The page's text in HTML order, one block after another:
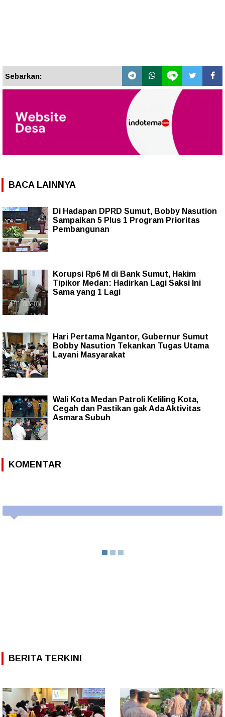
Sebarkan:
BACA LAINNYA
Di Hadapan DPRD Sumut, Bobby Nasution
Sampaikan 5 Plus 1 Program Prioritas
Pembangunan
Korupsi Rp6 M di Bank Sumut, Hakim
Tipikor Medan: Hadirkan Lagi Saksi Ini
Sama yang 1 Lagi
Hari Pertama Ngantor, Gubernur Sumut
Bobby Nasution Tekankan Tugas Utama
Layani Masyarakat
Wali Kota Medan Patroli Keliling Kota,
Cegah dan Pastikan gak Ada Aktivitas
Asmara Subuh
KOMENTAR
BERITA TERKINI